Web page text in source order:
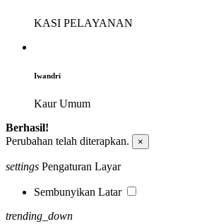
KASI PELAYANAN
Iwandri
Kaur Umum
Berhasil!
Perubahan telah diterapkan.
×
settings Pengaturan Layar
Sembunyikan Latar
trending_down